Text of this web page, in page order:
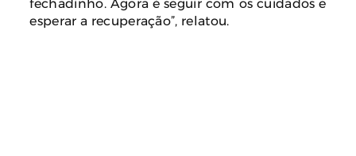
fechadinho. Agora é seguir com os cuidados e
esperar a recuperação”, relatou.